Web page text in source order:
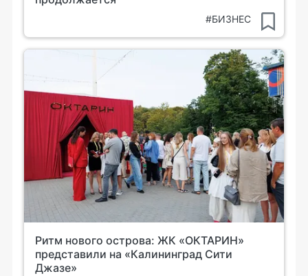
#БИЗНЕС
Ритм нового острова: ЖК «ОКТАРИН»
представили на «Калининград Сити
Джазе»